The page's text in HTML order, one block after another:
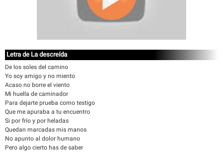
Letra de La descreída
De los soles del camino
Yo soy amigo y no miento
Acaso no borre el viento
Mi huella de caminador
Para dejarte prueba como testigo
Que me apuraba a tu encuentro
Si por frío y por heladas
Quedan marcadas mis manos
No apunto al dolor humano
Pero algo cierto has de saber